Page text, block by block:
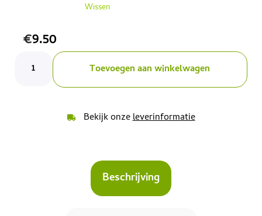
Wissen
€9.50
Toevoegen aan winkelwagen
Bekijk onzeleverinformatie
Beschrijving